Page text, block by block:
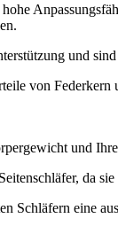
und
von
und
da
Schläfern eine